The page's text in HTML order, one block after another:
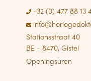
+32 (0) 477 88 13
Stationsstraat 40
BE - 8470, Gistel
Openingsuren